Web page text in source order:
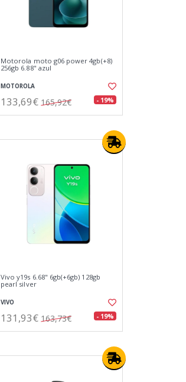
Motorola moto g06 power 4gb(+8)
256gb 6.88" azul
MOTOROLA
133,69€ 165,92€ - 19%
Vivo y19s 6.68" 6gb(+6gb) 128gb
pearl silver
VIVO
131,93€ 163,73€ - 19%